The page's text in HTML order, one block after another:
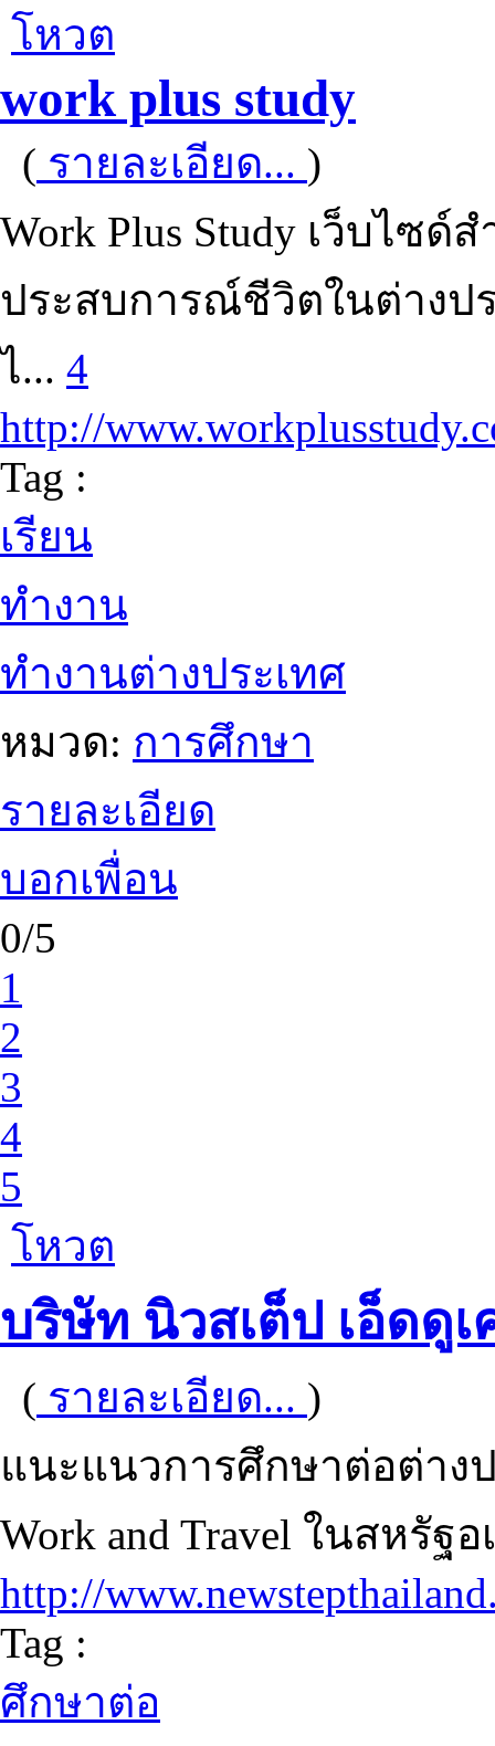
โหวต
work plus study
( รายละเอียด... )
Work Plus Study เว็บไซด์
ประสบการณ์ชีวิตในต่างป
ไ... 4
http://
Tag :
เรียน
ทำงาน
ทำงานต่างประเทศ
หมวด: การศึกษา
รายละเอียด
บอกเพื่อน
0/5
1
2
3
4
5
โหวต
บริษัท นิวสเต็ป เอ็ดดู
( รายละเอียด... )
แนะแนวการศึกษาต่อต่าง
Work and Travel ในสหรัฐ
http://
Tag :
ศึกษาต่อ